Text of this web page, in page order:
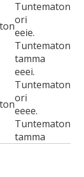
Tuntematon
ori
eeie.
Tuntematon
tamma
eeei.
Tuntematon
ori
eeee.
Tuntematon
tamma